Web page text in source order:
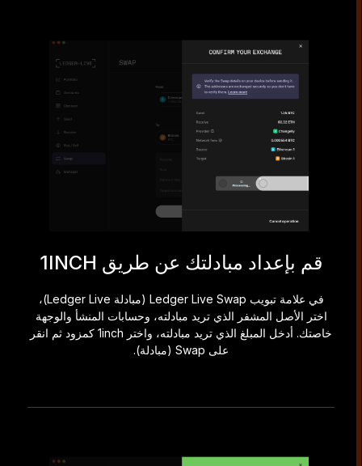
قم بإعداد مبادلتك عن طريق 1INCH
في علامة تبويب Ledger Live Swap (مبادلة Ledger Live)،
اختر الأصل المشفر الذي تريد مبادلته، وحسابات المنشأ والوجهة
خاصتك. أدخل المبلغ الذي تريد مبادلته، واختر 1inch كمزود ثم انقر
على Swap (مبادلة).